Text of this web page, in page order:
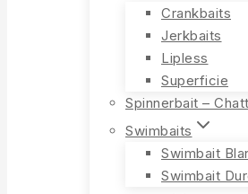
Crankbaits
Jerkbaits
Lipless
Superficie
Spinnerbait –
Swimbaits
Swimbait
Swimbait